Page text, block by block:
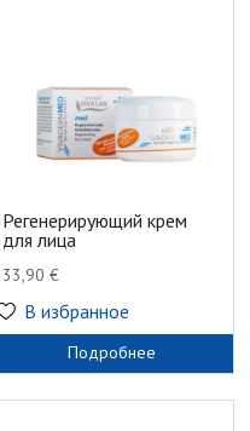
Регенерирующий крем
для лица
33,90€
В избранное
Подробнее